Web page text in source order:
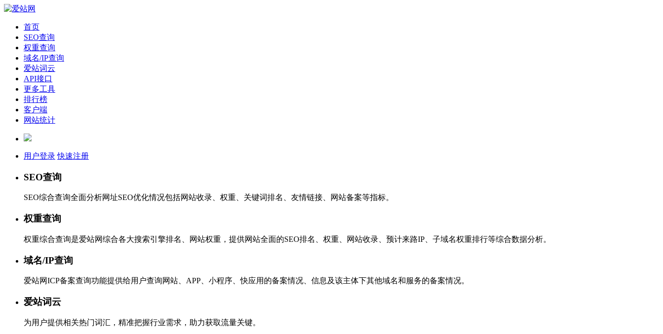
首页
SEO查询
权重查询
域名/IP查询
爱站词云
API接口
更多工具
排行榜
客户端
网站统计
用户登录 快速注册
SEO查询
SEO综合查询全面分析网址SEO优化情况包括网站收录、权重、关键词排名、友情链接、网站备案等指标。
权重查询
权重综合查询是爱站网综合各大搜索引擎排名、网站权重，提供网站全面的SEO排名、权重、网站收录、预计来路IP、子域名权重排行等综合数据分析。
域名/IP查询
爱站网ICP备案查询功能提供给用户查询网站、APP、小程序、快应用的备案情况、信息及该主体下其他域名和服务的备案情况。
爱站词云
为用户提供相关热门词汇，精准把握行业需求，助力获取流量关键。